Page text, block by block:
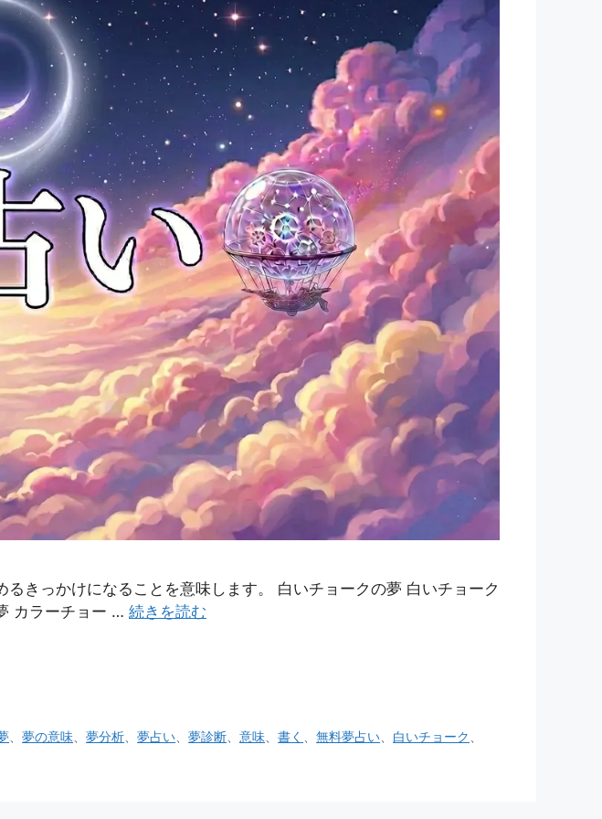
きっかけになることを意味します。 白いチョークの夢 白いチョーク
カラーチョー … 続きを読む
、夢の意味 、夢分析 、夢占い 、夢診断 、意味 、書く 、無料夢占い 白いチョーク